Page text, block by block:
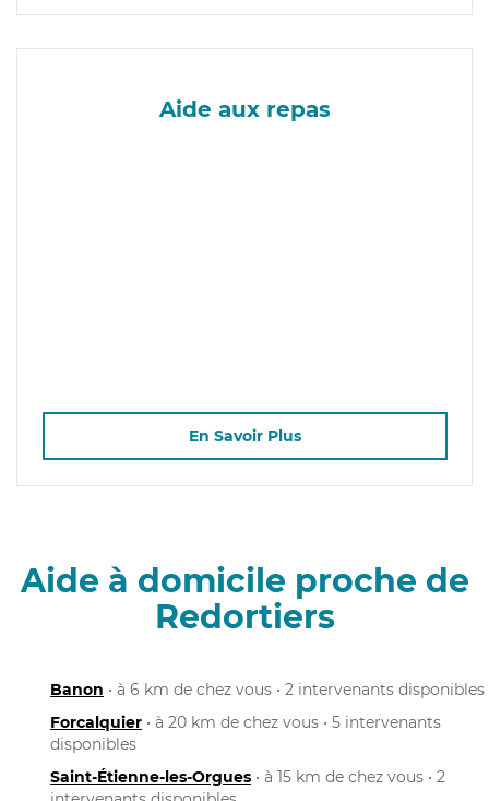
Aide aux repas
En Savoir Plus
Aide à domicile proche de
Redortiers
Banon • à 6 km de chez vous • 2 intervenants disponibles
Forcalquier • à 20 km de chez vous • 5 intervenants
disponibles
Saint-Étienne-les-Orgues • à 15 km de chez vous • 2